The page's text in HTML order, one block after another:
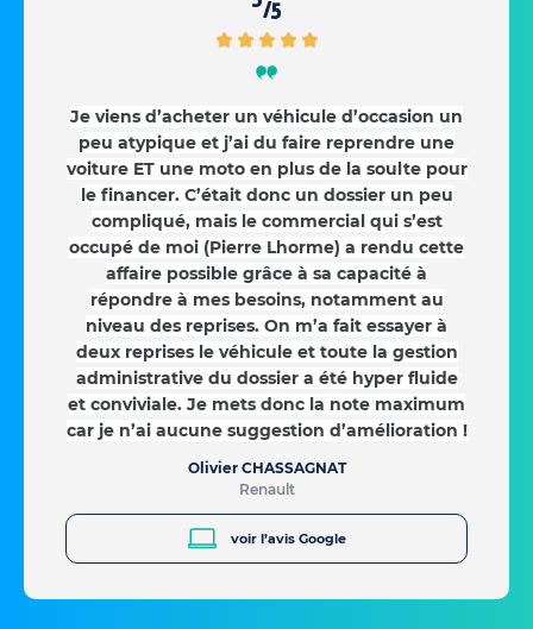
/5
Je viens d’acheter un véhicule d’occasion un
peu atypique et j’ai du faire reprendre une
voiture ET une moto en plus de la soulte pour
le financer. C’était donc un dossier un peu
compliqué, mais le commercial qui s’est
occupé de moi (Pierre Lhorme) a rendu cette
affaire possible grâce à sa capacité à
répondre à mes besoins, notamment au
niveau des reprises. On m’a fait essayer à
deux reprises le véhicule et toute la gestion
administrative du dossier a été hyper fluide
et conviviale. Je mets donc la note maximum
car je n’ai aucune suggestion d’amélioration !
Olivier CHASSAGNAT
Renault
voir l’avis Google